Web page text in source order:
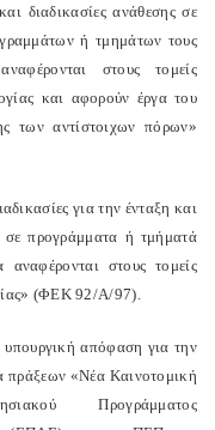
διαδικασίες ανάθεσης σε
ή τμημάτων τους
στους τομείς
και αφορούν έργα του
των αντίστοιχων πόρων»
για την ένταξη και
σε προγράμματα ή τμήματά
στους τομείς
(ΦΕΚ 92/Α/97).
απόφαση για την
πράξεων «Νέα Καινοτομική
Προγράμματος